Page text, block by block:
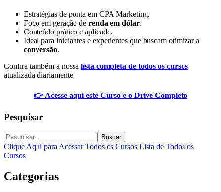
Estratégias de ponta em CPA Marketing.
Foco em geração de renda em dólar.
Conteúdo prático e aplicado.
Ideal para iniciantes e experientes que buscam otimizar a
conversão.
Confira também a nossa lista completa de todos os cursos
atualizada diariamente.
👉 Acesse aqui este Curso e o Drive Completo
Pesquisar
Buscar
Clique Aqui para Acessar Todos os Cursos Lista de Todos os
Cursos
Categorias